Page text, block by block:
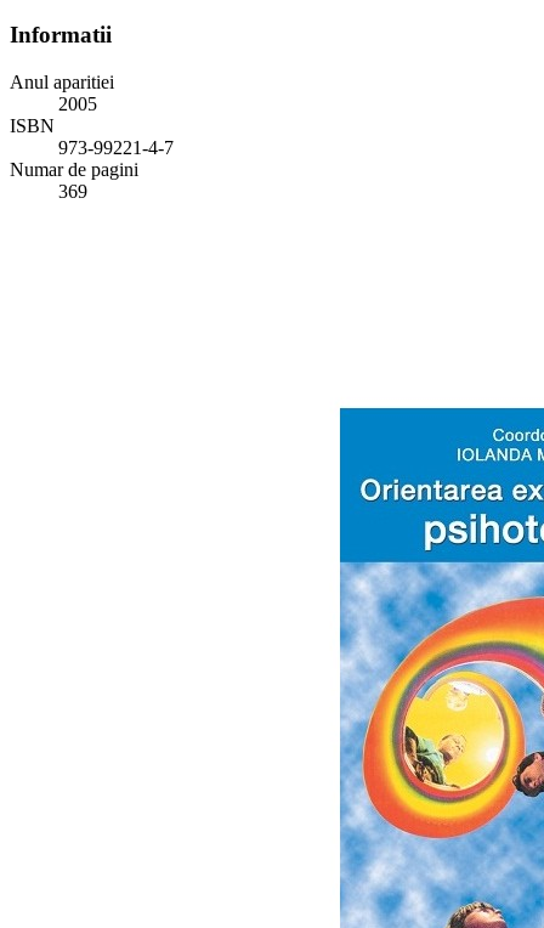
Informatii
Anul aparitiei
2005
ISBN
973-99221-4-7
Numar de pagini
369